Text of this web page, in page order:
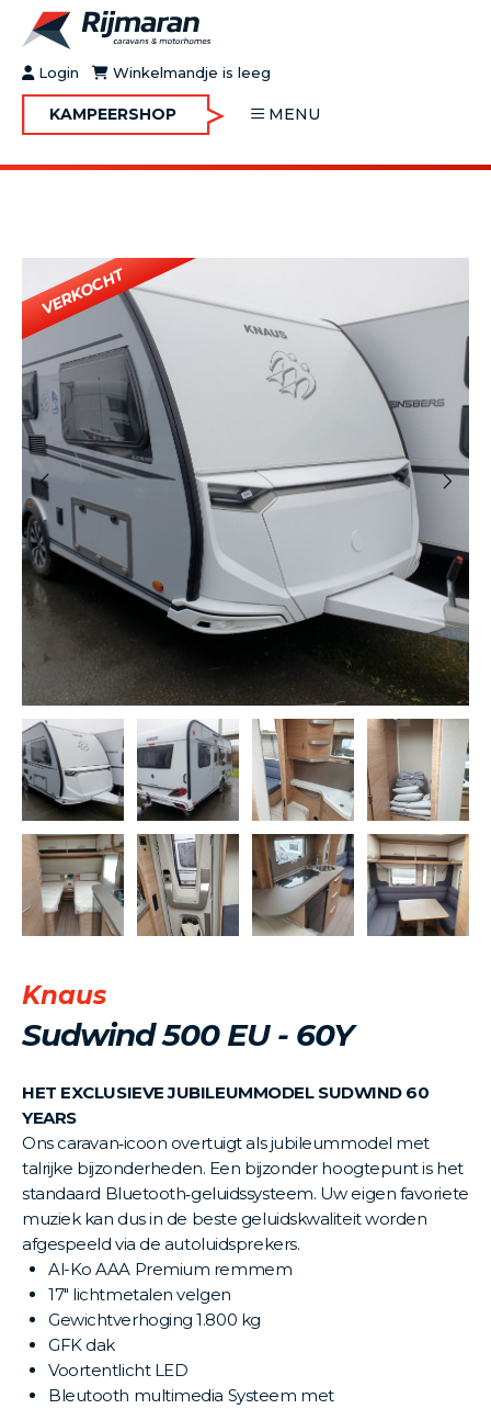
Login Winkelmandje is leeg
KAMPEERSHOP MENU
OVER RIJMARAN
CONTACT
MOTORHOMES
CARAVANS
MOTORHOMES IN VERHUUR
ONDERHOUD
Vorige Volgende
Knaus
Sudwind 500 EU - 60Y
HET EXCLUSIEVE JUBILEUMMODEL SUDWIND 60
YEARS
Ons caravan‐icoon overtuigt als jubileummodel met
talrijke bijzonderheden. Een bijzonder hoogtepunt is het
standaard Bluetooth‐geluidssysteem. Uw eigen favoriete
muziek kan dus in de beste geluidskwaliteit worden
afgespeeld via de autoluidsprekers.
Al-Ko AAA Premium remmem
17" lichtmetalen velgen
Gewichtverhoging 1.800 kg
GFK dak
Voortentlicht LED
Bleutooth multimedia Systeem met